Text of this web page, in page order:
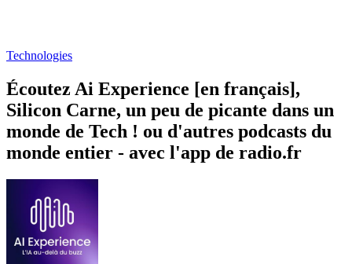
Technologies
Écoutez Ai Experience [en français],
Silicon Carne, un peu de picante dans un
monde de Tech ! ou d'autres podcasts du
monde entier - avec l'app de radio.fr